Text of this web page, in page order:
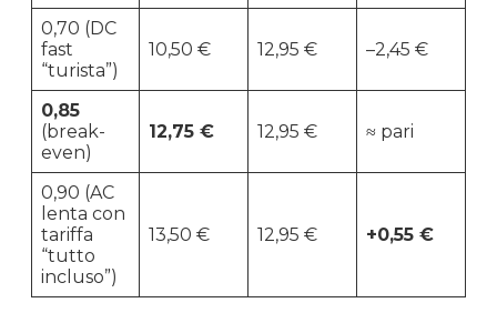
0,70 (DC
fast
“turista”)
10,50 € 12,95 € –2,45 €
0,85
(break-
even)
12,75 € 12,95 € ≈ pari
0,90 (AC
lenta con
tariffa
“tutto
incluso”)
13,50 € 12,95 € +0,55 €